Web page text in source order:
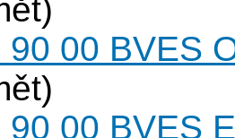
90 00 BVES
90 00 BVES